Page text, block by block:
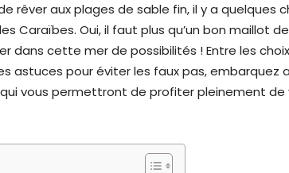
rêver aux plages de sable fin, il y a quelques
Caraïbes. Oui, il faut plus qu’un bon maillot
dans cette mer de possibilités ! Entre les
astuces pour éviter les faux pas, embarquez
qui vous permettront de profiter pleinement